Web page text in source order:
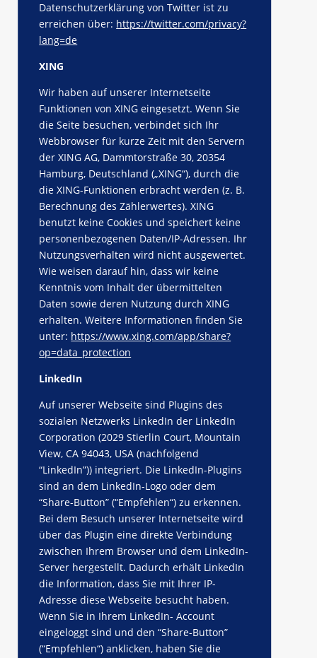
Datenschutzerklärung von Twitter ist zu
erreichen über: https://twitter.com/privacy?
lang=de
XING
Wir haben auf unserer Internetseite
Funktionen von XING eingesetzt. Wenn Sie
die Seite besuchen, verbindet sich Ihr
Webbrowser für kurze Zeit mit den Servern
der XING AG, Dammtorstraße 30, 20354
Hamburg, Deutschland („XING“), durch die
die XING-Funktionen erbracht werden (z. B.
Berechnung des Zählerwertes). XING
benutzt keine Cookies und speichert keine
personenbezogenen Daten/IP-Adressen. Ihr
Nutzungsverhalten wird nicht ausgewertet.
Wie weisen darauf hin, dass wir keine
Kenntnis vom Inhalt der übermittelten
Daten sowie deren Nutzung durch XING
erhalten. Weitere Informationen finden Sie
unter: https://www.xing.com/app/share?
op=data_protection
LinkedIn
Auf unserer Webseite sind Plugins des
sozialen Netzwerks LinkedIn der LinkedIn
Corporation (2029 Stierlin Court, Mountain
View, CA 94043, USA (nachfolgend
“LinkedIn”)) integriert. Die LinkedIn-Plugins
sind an dem LinkedIn-Logo oder dem
“Share-Button” (“Empfehlen“) zu erkennen.
Bei dem Besuch unserer Internetseite wird
über das Plugin eine direkte Verbindung
zwischen Ihrem Browser und dem LinkedIn-
Server hergestellt. Dadurch erhält LinkedIn
die Information, dass Sie mit Ihrer IP-
Adresse diese Webseite besucht haben.
Wenn Sie in Ihrem LinkedIn- Account
eingeloggt sind und den “Share-Button”
(“Empfehlen“) anklicken, haben Sie die